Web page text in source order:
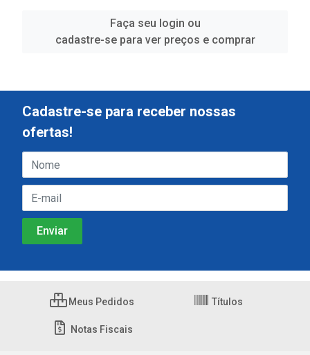
Faça seu login ou
cadastre-se para ver preços e comprar
Cadastre-se para receber nossas
ofertas!
Meus Pedidos Títulos
Notas Fiscais